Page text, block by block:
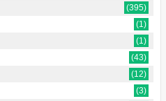
(395)
(1)
(1)
(43)
(12)
(3)